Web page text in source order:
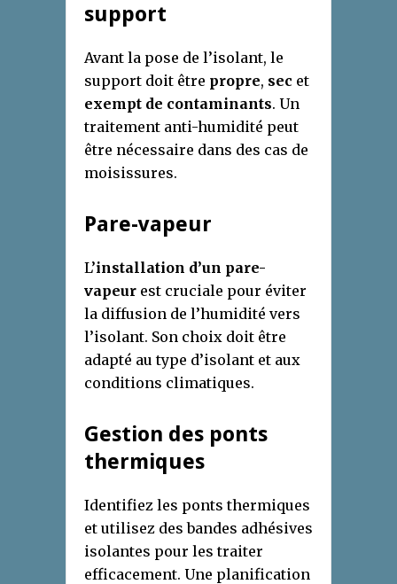
support
Avant la pose de l’isolant, le
support doit être propre, sec et
exempt de contaminants. Un
traitement anti-humidité peut
être nécessaire dans des cas de
moisissures.
Pare-vapeur
L’installation d’un pare-
vapeur est cruciale pour éviter
la diffusion de l’humidité vers
l’isolant. Son choix doit être
adapté au type d’isolant et aux
conditions climatiques.
Gestion des ponts
thermiques
Identifiez les ponts thermiques
et utilisez des bandes adhésives
isolantes pour les traiter
efficacement. Une planification